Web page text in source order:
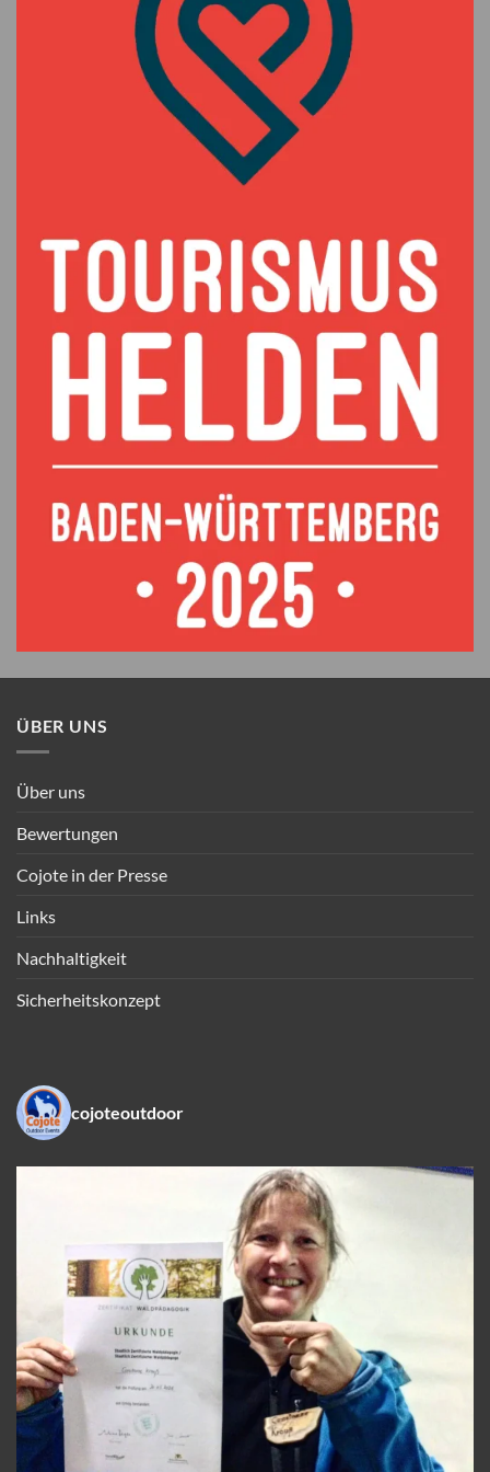
ÜBER UNS
Über uns
Bewertungen
Cojote in der Presse
Links
Nachhaltigkeit
Sicherheitskonzept
cojoteoutdoor